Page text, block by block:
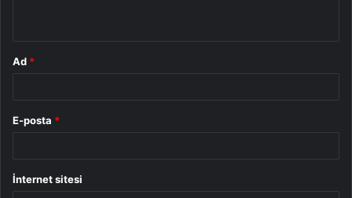
Ad *
E-posta *
İnternet sitesi